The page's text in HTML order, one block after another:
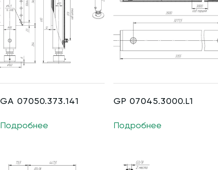
GA 07050.373.141
Подробнее
GP 07045.3000.L1
Подробнее